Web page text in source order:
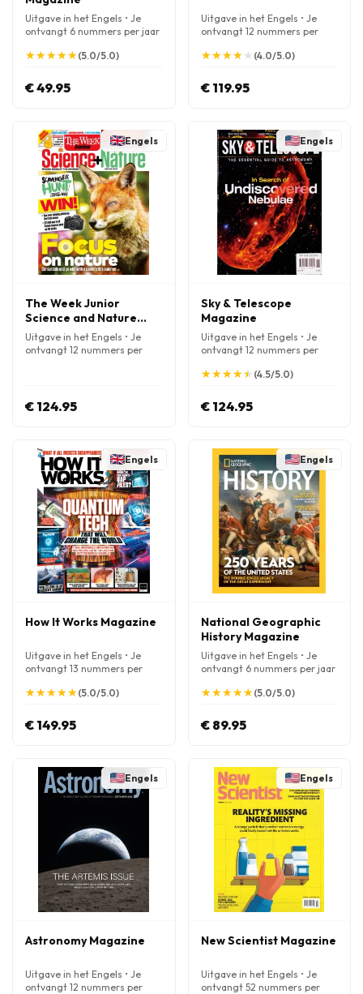
Uitgave in het Engels • Je
ontvangt 6 nummers per jaar
★
★★
★★
★★
★★
★(5.0/5.0)
€ 49.95
Uitgave in het Engels • Je
ontvangt 12 nummers per
★
★★
★★
★★
★★
★ (4.0/5.0)
€ 119.95
Engels
The Week Junior
Science and Nature
Magazine
Uitgave in het Engels • Je
ontvangt 12 nummers per
€ 124.95
Engels
Sky & Telescope
Magazine
Uitgave in het Engels • Je
ontvangt 12 nummers per
★
★★
★★
★★
★★
★ (4.5/5.0)
€ 124.95
Engels
How It Works Magazine
Uitgave in het Engels • Je
ontvangt 13 nummers per
★
★★
★★
★★
★★
★(5.0/5.0)
€ 149.95
Engels
National Geographic
History Magazine
Uitgave in het Engels • Je
ontvangt 6 nummers per jaar
★
★★
★★
★★
★★
★(5.0/5.0)
€ 89.95
Engels
Astronomy Magazine
Uitgave in het Engels • Je
ontvangt 12 nummers per
Engels
New Scientist Magazine
Uitgave in het Engels • Je
ontvangt 52 nummers per